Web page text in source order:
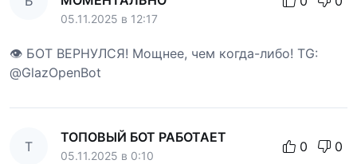
05.11.2025 в 12:17
👁 БОТ ВЕРНУЛСЯ! Мощнее, чем когда-либо! TG:
@GlazOpenBot
Т
ТОПОВЫЙ БОТ РАБОТАЕТ
05.11.2025 в 0:10
0 0